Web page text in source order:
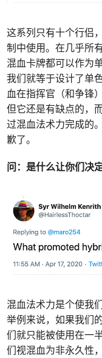
这系列只有十个行侣
制中使用。在几乎所
混血卡牌都可以作为
我们就等于设计了单
血在指挥官（和争锋
但它还是有缺点的，
过混血法术力完成的
歉了。
问：是什么让你们决
混血法术力是个使我
举例来说，如果我们
们就只能被使用在一
们视混血为非永久性